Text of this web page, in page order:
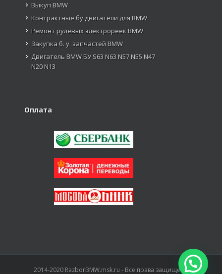
Выкуп BMW
Контрактные бу двигатели для BMW
Ремонт рулевых электрореек BMW
Закупка б. у. запчастей BMW
Двигатель BMW БУ S63 N63 N57 N55 N47
N20 N13
Оплата
2014-2020 RazborBMW.msk.ru - Все права защищены